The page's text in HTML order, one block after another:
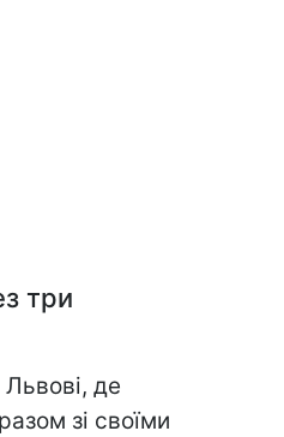
три
Львові, де
зі своїми